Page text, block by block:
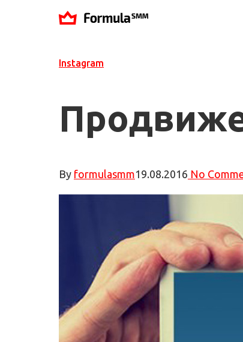
Instagram
By formulasmm19.08.2016 No